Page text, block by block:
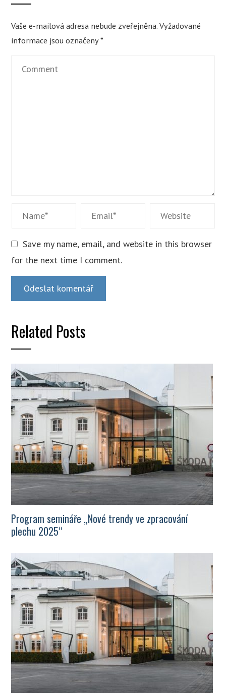
Vaše e-mailová adresa nebude zveřejněna. Vyžadované
informace jsou označeny*
Save my name, email, and website in this browser
for the next time I comment.
Related Posts
Program semináře „Nové trendy ve zpracování
plechu 2025“